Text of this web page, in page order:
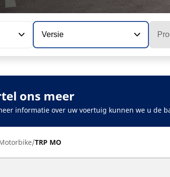
Versie
ons meer
informatie over uw voertuig kunnen we u de
TRP MO